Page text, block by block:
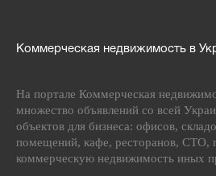
Коммерческая недвижимость в
На портале Коммерческая
множество объявлений со всей
объектов для бизнеса: офисов,
помещений, кафе, ресторанов, СТО,
коммерческую недвижимость иных